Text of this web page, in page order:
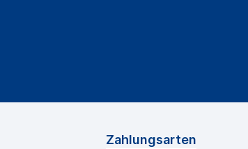
Zahlungsarten